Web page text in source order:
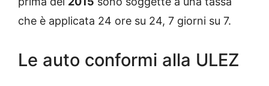
che è applicata 24 ore su 24, 7 giorni su 7.
Le auto conformi alla ULEZ